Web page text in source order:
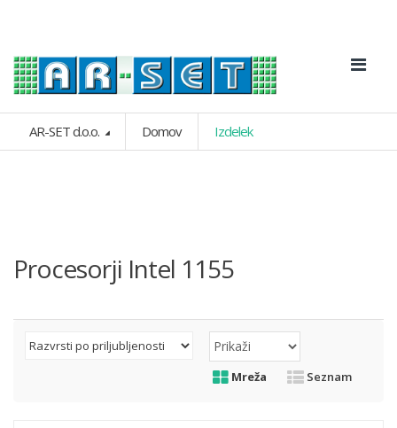
AR-SET d.o.o. Domov Izdelek
Procesorji Intel 1155
Mreža Seznam